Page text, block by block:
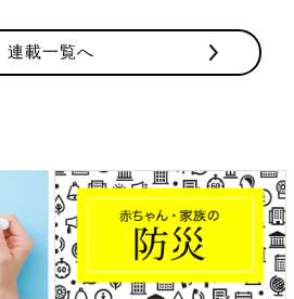
連載一覧へ